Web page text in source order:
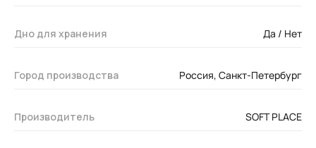
Дно для хранения Да / Нет
Город производства Россия, Санкт-Петербург
Производитель SOFT PLACE